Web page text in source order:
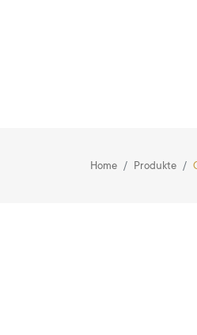
Home Produkte